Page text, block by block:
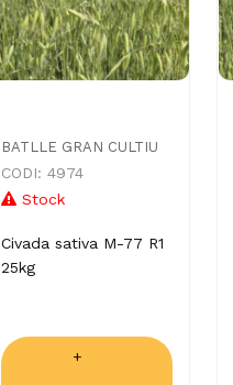
BATLLE GRAN CULTIU
CODI: 4974
Stock
Civada sativa M-77 R1
25kg
+